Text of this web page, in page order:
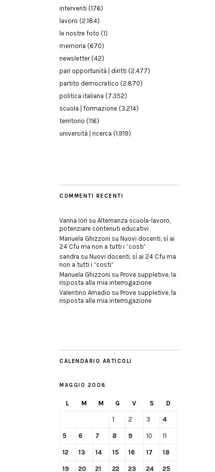
interventi (176)
lavoro (2.184)
le nostre foto (1)
memoria (670)
newsletter(42)
pari opportunità | diritti (2.477)
partito democratico (2.870)
politica italiana (7.352)
scuola | formazione (3.214)
territorio (116)
università | ricerca (1.919)
COMMENTI RECENTI
Vanna Iori su Alternanza scuola-lavoro,
potenziare contenuti educativi
Manuela Ghizzoni su Nuovi docenti, sì ai
24 Cfu ma non a tutti i “costi”
sandra su Nuovi docenti, sì ai 24 Cfu ma
non a tutti i “costi”
Manuela Ghizzoni su Prove suppletive, la
risposta alla mia interrogazione
Valentino Amadio su Prove suppletive, la
risposta alla mia interrogazione
CALENDARIO ARTICOLI
MAGGIO 2008
L M M G V S D
1 2 3 4
5 6 7 8 9 10 11
12 13 14 15 16 17 18
19 20 21 22 23 24 25